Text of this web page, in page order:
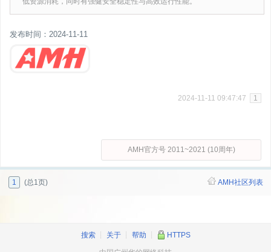
发布时间：2024-11-11
2024-11-11 09:47:47 1
AMH官方号 2011~2021 (10周年)
1 (总1页) AMH社区列表
搜索┊ 关于┊ 帮助 HTTPS